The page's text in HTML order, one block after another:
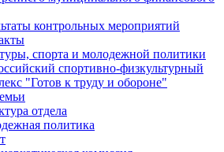
контрольных мероприятий
спорта и молодежной политики
спортивно-физкультурный
"Готов к труду и обороне"
отдела
политика